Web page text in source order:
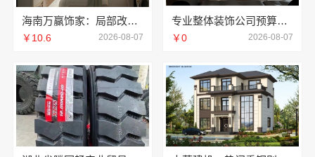
海南万赢饰家：局部改造居室装修明细报价
￥10.6 2026-08-07
专业整体装饰公司预算南通宏域全宅装饰建材有限公司规划
￥0 2026-08-07